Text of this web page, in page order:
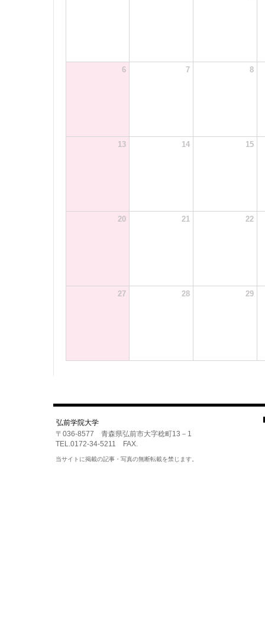
6 7 8
13 14 15
20 21 22
27 28 29
弘前学院大学
〒036-8577 青森県弘前市大字稔町13－1
TEL.0172-34-5211 FAX.
当サイトに掲載の記事・写真の無断転載を禁じます。